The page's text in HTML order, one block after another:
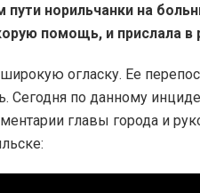
норильчанки на
помощь, и прислала в
огласку. Ее
Сегодня по данному
главы города и